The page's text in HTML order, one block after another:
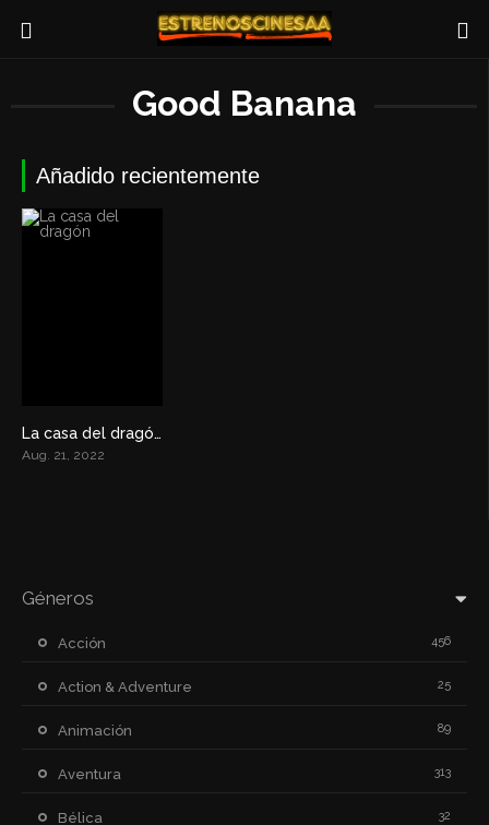
Good Banana
Añadido recientemente
8.902La casa del dragón
Aug. 21, 2022
Géneros
Acción 456
Action & Adventure 25
Animación 89
Aventura 313
Bélica 32